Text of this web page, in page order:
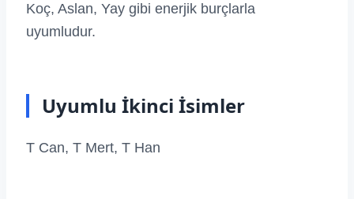
Koç, Aslan, Yay gibi enerjik burçlarla
uyumludur.
Uyumlu İkinci İsimler
T Can, T Mert, T Han